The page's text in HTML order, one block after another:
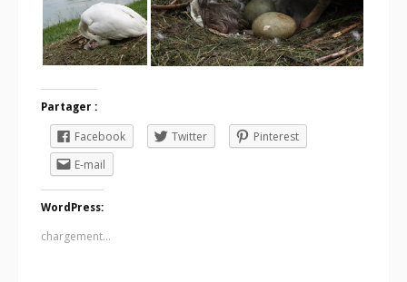
Partager :
Facebook Twitter
Pinterest
E-mail
WordPress:
chargement…